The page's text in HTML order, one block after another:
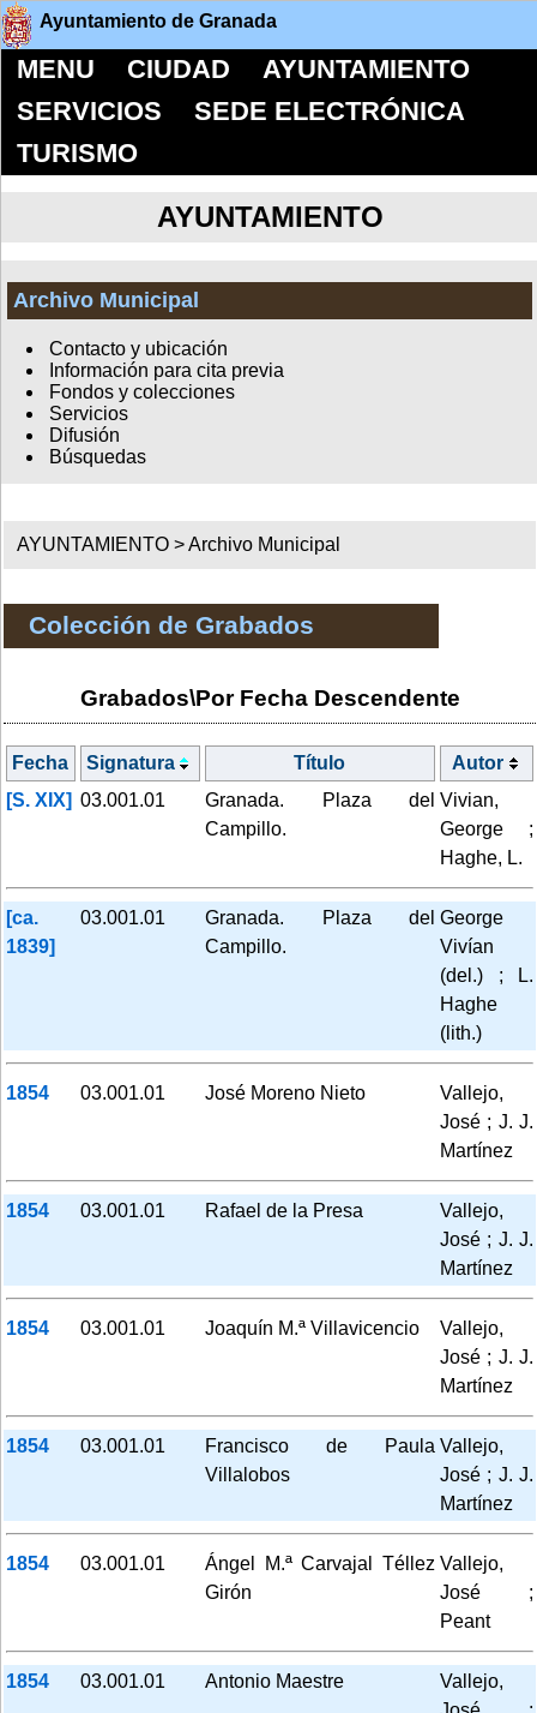
Ayuntamiento de Granada
MENU CIUDAD
AYUNTAMIENTO
SERVICIOS
SEDE ELECTRÓNICA
TURISMO
AYUNTAMIENTO
Archivo Municipal
Contacto y ubicación
Información para cita previa
Fondos y colecciones
Servicios
Difusión
Búsquedas
AYUNTAMIENTO >Archivo Municipal
Colección de Grabados
Grabados\Por Fecha Descendente
Fecha Signatura Título
Autor
[S. XIX] 03.001.01
Granada. Plaza del
Campillo.
Vivian,
George ;
Haghe, L.
[ca.
1839]
03.001.01
Granada. Plaza del
Campillo.
George
Vivían
(del.) ; L.
Haghe
(lith.)
1854 03.001.01 José Moreno Nieto
Vallejo,
José ; J. J.
Martínez
1854 03.001.01 Rafael de la Presa
Vallejo,
José ; J. J.
Martínez
1854 03.001.01 Joaquín M.ª Villavicencio
Vallejo,
José ; J. J.
Martínez
1854 03.001.01
Francisco de Paula
Villalobos
Vallejo,
José ; J. J.
Martínez
1854 03.001.01
Ángel M.ª Carvajal Téllez
Girón
Vallejo,
José ;
Peant
1854 03.001.01 Antonio Maestre
Vallejo,